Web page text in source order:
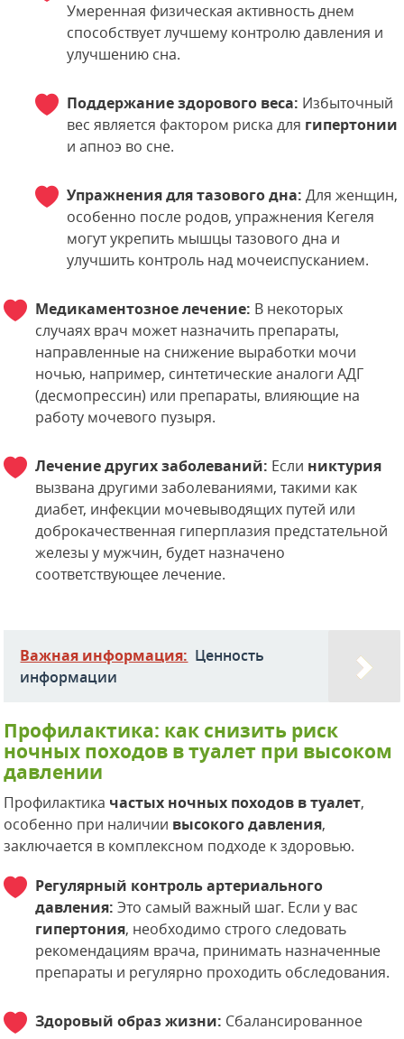
Умеренная физическая активность днем
способствует лучшему контролю давления и
улучшению сна.
Поддержание здорового веса: Избыточный
вес является фактором риска для гипертонии
и апноэ во сне.
Упражнения для тазового дна: Для женщин,
особенно после родов, упражнения Кегеля
могут укрепить мышцы тазового дна и
улучшить контроль над мочеиспусканием.
Медикаментозное лечение: В некоторых
случаях врач может назначить препараты,
направленные на снижение выработки мочи
ночью, например, синтетические аналоги АДГ
(десмопрессин) или препараты, влияющие на
работу мочевого пузыря.
Лечение других заболеваний: Если никтурия
вызвана другими заболеваниями, такими как
диабет, инфекции мочевыводящих путей или
доброкачественная гиперплазия предстательной
железы у мужчин, будет назначено
соответствующее лечение.
Важная информация: Ценность
информации
Профилактика: как снизить риск
ночных походов в туалет при высоком
давлении
Профилактика частых ночных походов в туалет,
особенно при наличии высокого давления,
заключается в комплексном подходе к здоровью.
Регулярный контроль артериального
давления: Это самый важный шаг. Если у вас
гипертония, необходимо строго следовать
рекомендациям врача, принимать назначенные
препараты и регулярно проходить обследования.
Здоровый образ жизни: Сбалансированное